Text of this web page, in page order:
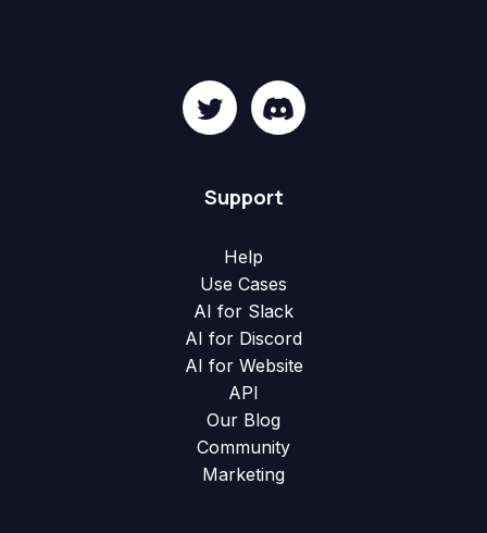
Support
Help
Use Cases
AI for Slack
AI for Discord
AI for Website
API
Our Blog
Community
Marketing